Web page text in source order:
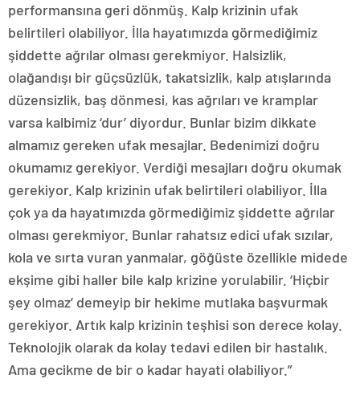
performansına geri dönmüş. Kalp krizinin ufak
belirtileri olabiliyor. İlla hayatımızda görmediğimiz
şiddette ağrılar olması gerekmiyor. Halsizlik,
olağandışı bir güçsüzlük, takatsizlik, kalp atışlarında
düzensizlik, baş dönmesi, kas ağrıları ve kramplar
varsa kalbimiz ‘dur’ diyordur. Bunlar bizim dikkate
almamız gereken ufak mesajlar. Bedenimizi doğru
okumamız gerekiyor. Verdiği mesajları doğru okumak
gerekiyor. Kalp krizinin ufak belirtileri olabiliyor. İlla
çok ya da hayatımızda görmediğimiz şiddette ağrılar
olması gerekmiyor. Bunlar rahatsız edici ufak sızılar,
kola ve sırta vuran yanmalar, göğüste özellikle midede
ekşime gibi haller bile kalp krizine yorulabilir. ‘Hiçbir
şey olmaz’ demeyip bir hekime mutlaka başvurmak
gerekiyor. Artık kalp krizinin teşhisi son derece kolay.
Teknolojik olarak da kolay tedavi edilen bir hastalık.
Ama gecikme de bir o kadar hayati olabiliyor.”